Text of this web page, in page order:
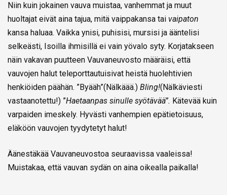
Niin kuin jokainen vauva muistaa, vanhemmat ja muut
huoltajat eivät aina tajua, mitä vaippakansa tai vaipaton
kansa haluaa. Vaikka ynisi, puhisisi, mursisi ja ääntelisi
selkeästi, Isoilla ihmisillä ei vain yövalo syty. Korjatakseen
näin vakavan puutteen Vauvaneuvosto määräisi, että
vauvojen halut teleporttautuisivat heistä huolehtivien
henkiöiden päähän. ”Byääh”(Nälkäää.) Bling!(Nälkäviesti
vastaanotettu!) ”Haetaanpas sinulle syötävää”. Kätevää kuin
varpaiden imeskely. Hyvästi vanhempien epätietoisuus,
eläköön vauvojen tyydytetyt halut!
Äänestäkää Vauvaneuvostoa seuraavissa vaaleissa!
Muistakaa, että vauvan sydän on aina oikealla paikalla!